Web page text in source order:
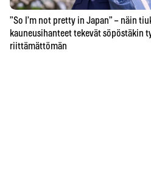
”So I’m not pretty in Japan” – näin
kauneusihanteet tekevät söpöstäkin
riittämättömän